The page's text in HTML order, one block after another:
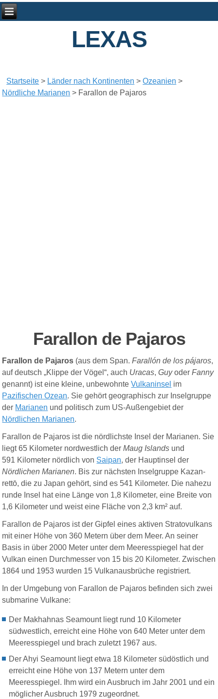
LEXAS
Startseite > Länder nach Kontinenten >Ozeanien >
Nördliche Marianen > Farallon de Pajaros
Farallon de Pajaros
Farallon de Pajaros (aus dem Span.Farallón de los pájaros,
auf deutsch „Klippe der Vögel“, auch Uracas,GuyoderFanny
genannt) ist eine kleine, unbewohnteVulkaninsel im
Pazifischen Ozean. Sie gehört geographisch zur Inselgruppe
der Marianen und politisch zum US-Außengebiet der
Nördlichen Marianen.
Farallon de Pajaros ist die nördlichste Insel der Marianen. Sie
liegt 65 Kilometer nordwestlich derMaug Islands und
591 Kilometer nördlich von Saipan, der Hauptinsel der
Nördlichen Marianen. Bis zur nächsten Inselgruppe Kazan-
rettō, die zu Japan gehört, sind es 541 Kilometer. Die nahezu
runde Insel hat eine Länge von 1,8 Kilometer, eine Breite von
1,6 Kilometer und weist eine Fläche von 2,3 km² auf.
Farallon de Pajaros ist der Gipfel eines aktiven Stratovulkans
mit einer Höhe von 360 Metern über dem Meer. An seiner
Basis in über 2000 Meter unter dem Meeresspiegel hat der
Vulkan einen Durchmesser von 15 bis 20 Kilometer. Zwischen
1864 und 1953 wurden 15 Vulkanausbrüche registriert.
In der Umgebung von Farallon de Pajaros befinden sich zwei
submarine Vulkane:
Der Makhahnas Seamount liegt rund 10 Kilometer
südwestlich, erreicht eine Höhe von 640 Meter unter dem
Meeresspiegel und brach zuletzt 1967 aus.
Der Ahyi Seamount liegt etwa 18 Kilometer südöstlich und
erreicht eine Höhe von 137 Metern unter dem
Meeresspiegel. Ihm wird ein Ausbruch im Jahr 2001 und ein
möglicher Ausbruch 1979 zugeordnet.